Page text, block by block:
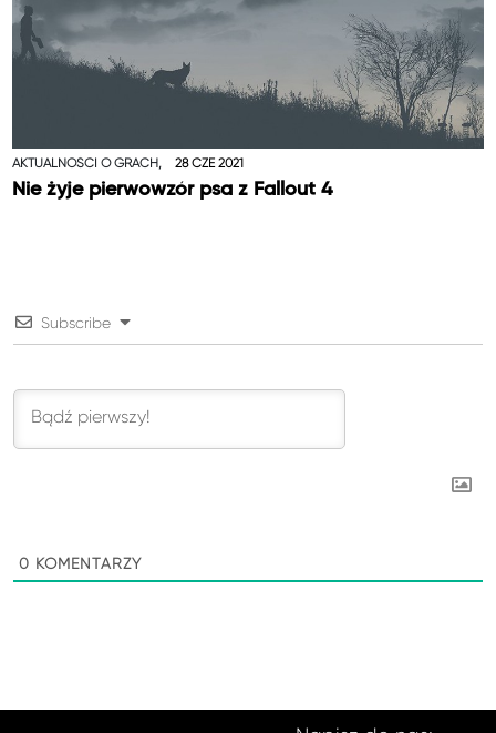
AKTUALNOŚCI O GRACH, 28 CZE 2021
Nie żyje pierwowzór psa z Fallout 4
Subscribe
0 KOMENTARZY